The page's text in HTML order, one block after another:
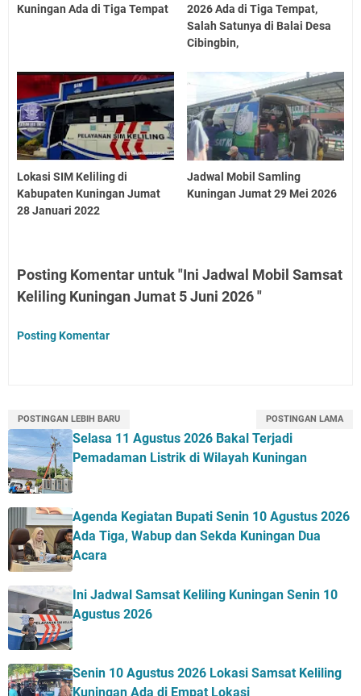
Kuningan Ada di Tiga Tempat
2026 Ada di Tiga Tempat,
Salah Satunya di Balai Desa
Cibingbin,
Lokasi SIM Keliling di
Kabupaten Kuningan Jumat
28 Januari 2022
Jadwal Mobil Samling
Kuningan Jumat 29 Mei 2026
Posting Komentar untuk "Ini Jadwal Mobil Samsat
Keliling Kuningan Jumat 5 Juni 2026 "
Posting Komentar
POSTINGAN LEBIH BARU POSTINGAN LAMA
Selasa 11 Agustus 2026 Bakal Terjadi
Pemadaman Listrik di Wilayah Kuningan
Agenda Kegiatan Bupati Senin 10 Agustus 2026
Ada Tiga, Wabup dan Sekda Kuningan Dua
Acara
Ini Jadwal Samsat Keliling Kuningan Senin 10
Agustus 2026
Senin 10 Agustus 2026 Lokasi Samsat Keliling
Kuningan Ada di Empat Lokasi